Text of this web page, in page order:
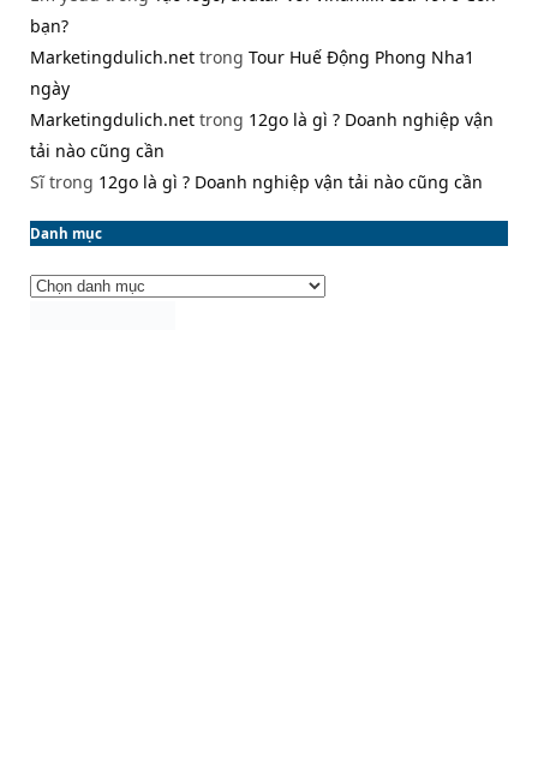
bạn?
Marketingdulich.net trong Tour Huế Động Phong Nha1
ngày
Marketingdulich.net trong 12go là gì ? Doanh nghiệp vận
tải nào cũng cần
Sĩtrong 12go là gì ? Doanh nghiệp vận tải nào cũng cần
Danh mục
Danh